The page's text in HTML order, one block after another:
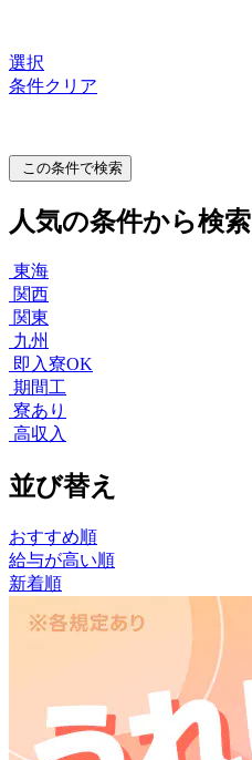
選択
条件クリア
この条件で検索
人気の条件から検索
東海
関西
関東
九州
即入寮OK
期間工
寮あり
高収入
並び替え
おすすめ順
給与が高い順
新着順